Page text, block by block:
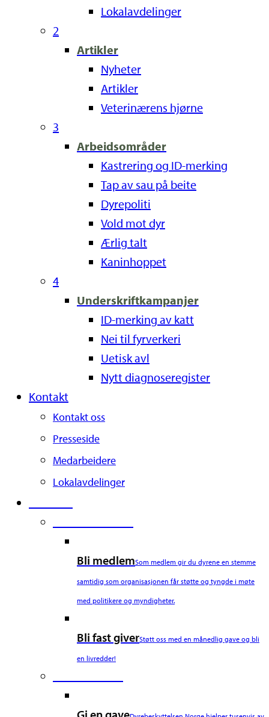
Lokalavdelinger
2
Artikler
Nyheter
Artikler
Veterinærens hjørne
3
Arbeidsområder
Kastrering og ID-merking
Tap av sau på beite
Dyrepoliti
Vold mot dyr
Ærlig talt
Kaninhoppet
4
Underskriftkampanjer
ID-merking av katt
Nei til fyrverkeri
Uetisk avl
Nytt diagnoseregister
Kontakt
Kontakt oss
Presseside
Medarbeidere
Lokalavdelinger
Bli medlemSom medlem gir du dyrene en stemme
samtidig som organisasjonen får støtte og tyngde i møte
med politikere og myndigheter.
Bli fast giverStøtt oss med en månedlig gave og bli
en livredder!